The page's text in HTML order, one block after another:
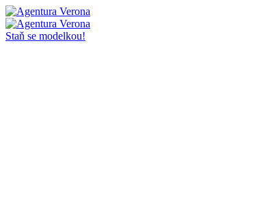
Staň se modelkou!